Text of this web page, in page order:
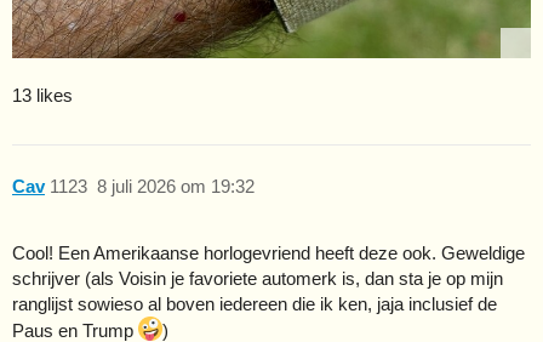
13 likes
Cav 8 juli 2026 om 19:32
1123
Cool! Een Amerikaanse horlogevriend heeft deze ook. Geweldige
schrijver (als Voisin je favoriete automerk is, dan sta je op mijn
ranglijst sowieso al boven iedereen die ik ken, jaja inclusief de
Paus en Trump
)